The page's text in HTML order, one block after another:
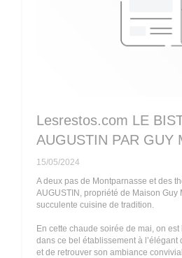
Lesrestos.com LE
AUGUSTIN PAR GUY
15/05/2024
A deux pas de Montparnasse et des
AUGUSTIN, propriété de Maison Guy
succulente cuisine de tradition.
En cette chaude soirée de mai, on
dans ce bel établissement à l’élégant
et de retrouver son ambiance